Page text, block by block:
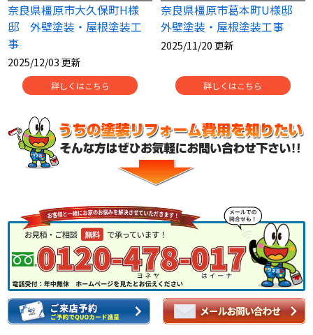
奈良県橿原市大久保町H様
邸 外壁塗装・屋根塗装工
事
2025/12/03 更新
詳しくはこちら
奈良県橿原市葛本町U様邸
外壁塗装・屋根塗装工事
2025/11/20 更新
詳しくはこちら